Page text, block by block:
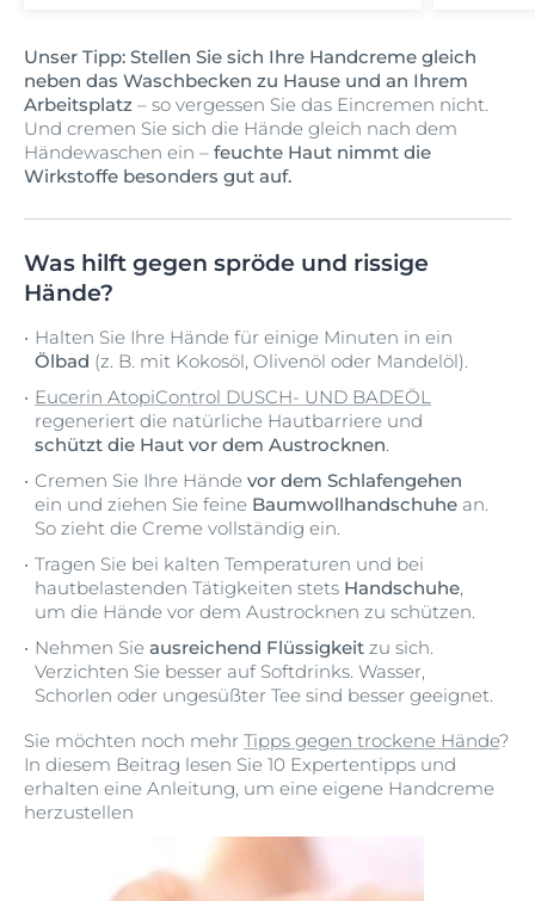
Austrocknen schützt.
Unser Tipp: Stellen Sie sich Ihre Handcreme gleich
neben das Waschbecken zu Hause und an Ihrem
Arbeitsplatz – so vergessen Sie das Eincremen nicht.
Und cremen Sie sich die Hände gleich nach dem
Händewaschen ein – feuchte Haut nimmt die
Wirkstoffe besonders gut auf.
Was hilft gegen spröde und rissige
Hände?
Halten Sie Ihre Hände für einige Minuten in ein
Ölbad (z. B. mit Kokosöl, Olivenöl oder Mandelöl).
Eucerin AtopiControl DUSCH- UND BADEÖL
regeneriert die natürliche Hautbarriere und
schützt die Haut vor dem Austrocknen.
Cremen Sie Ihre Hände vor dem Schlafengehen
ein und ziehen Sie feine Baumwollhandschuhe an.
So zieht die Creme vollständig ein.
Tragen Sie bei kalten Temperaturen und bei
hautbelastenden Tätigkeiten stets Handschuhe,
um die Hände vor dem Austrocknen zu schützen.
Nehmen Sie ausreichend Flüssigkeit zu sich.
Verzichten Sie besser auf Softdrinks. Wasser,
Schorlen oder ungesüßter Tee sind besser geeignet.
Sie möchten noch mehr Tipps gegen trockene Hände?
In diesem Beitrag lesen Sie 10 Expertentipps und
erhalten eine Anleitung, um eine eigene Handcreme
herzustellen